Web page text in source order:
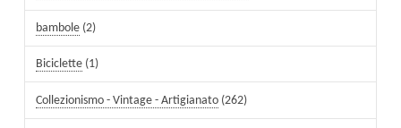
bambole (2)
Biciclette (1)
Collezionismo - Vintage - Artigianato (262)